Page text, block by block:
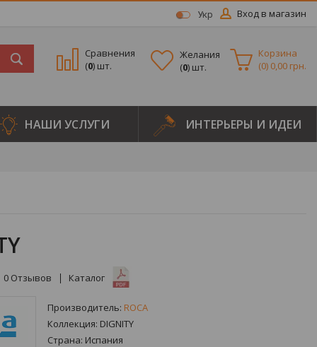
Вход в магазин
Укр
Сравнения
(0) шт.
Желания
(0) шт.
Корзина
(0) 0,00 грн.
НАШИ УСЛУГИ ИНТЕРЬЕРЫ И ИДЕИ
0 Отзывов Каталог
Производитель: ROCA
Коллекция: DIGNITY
Страна: Испания